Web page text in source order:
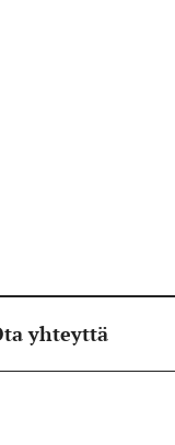
yhteyttä